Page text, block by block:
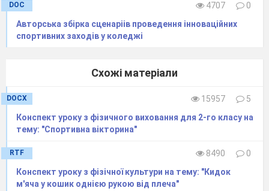
3. Завдання для самостійної роботи
Умови виконання
13
5. Переможцы проекту.
5.
DOC 4707
0
Авторська збірка сценаріів проведення інноваційних
спортивних заходів у коледжі
Схожі матеріали
DOCX 15957
5
Конспект уроку з фізичного виховання для 2-го класу на
тему: "Спортивна вікторина"
RTF 8490
0
Конспект уроку з фізічної культури на тему: "Кидок
м'яча у кошик однiєю рукою вiд плеча"